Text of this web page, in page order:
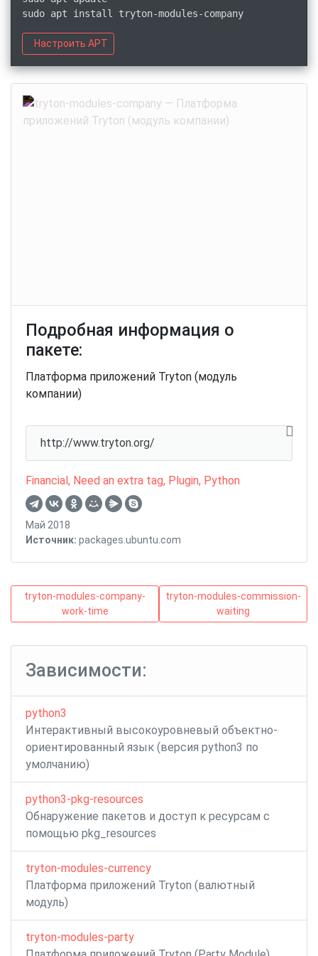
sudo apt install tryton-modules-company
Настроить APT
Подробная информация о
пакете:
Платформа приложений Tryton (модуль
компании)
http://www.tryton.org/
Financial, Need an extra tag, Plugin, Python
Май 2018
Источник: packages.ubuntu.com
Навигация
по
tryton-
company-
work-
time
tryton-modules-company-
work-time
tryton-
commission-
waiting
tryton-modules-commission-
waiting
Зависимости:
python3
Интерактивный высокоуровневый объектно-
ориентированный язык (версия python3 по
умолчанию)
python3-pkg-resources
Обнаружение пакетов и доступ к ресурсам с
помощью pkg_resources
tryton-modules-currency
Платформа приложений Tryton (валютный
модуль)
tryton-modules-party